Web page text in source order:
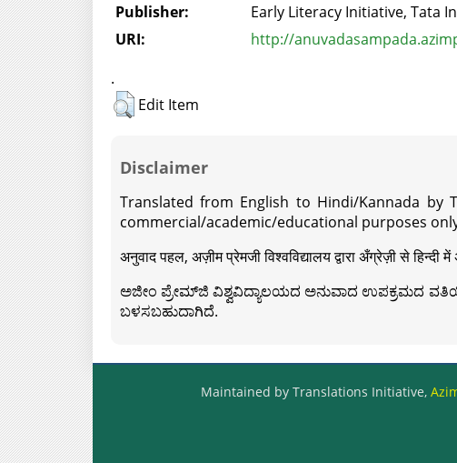
Publisher:
Early Literacy Initiative, Tata
URI:
http://
.
Edit Item
Disclaimer
Translated from English to Hindi/Kannada by
commercial/academic/educational purposes
अनुवाद पहल, अज़ीम प्रेमजी विश्वविद्यालय द्वारा अँग्रेज़ी से
ಅಜೀಂ ಪ್ರೇಮ್‍ಜಿ ವಿಶ್ವವಿದ್ಯಾಲಯದ ಅನುವಾದ ಉಪಕ್ರಮದ
ಬಳಸಬಹುದಾಗಿದೆ.
Maintained by Translations Initiative,